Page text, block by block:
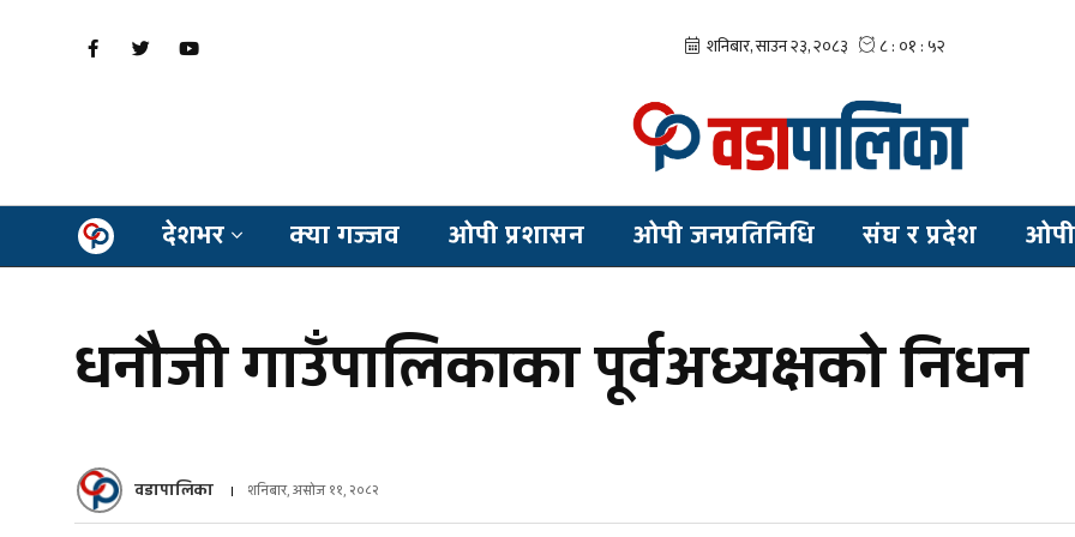
देशभर क्या गज्जव ओपी प्रशासन ओपी जनप्रतिनिधि संघ र प्रदेश
धनौजी गाउँपालिकाका पूर्वअध्यक्षको निधन
वडापालिका शनिबार, असोज ११, २०८२